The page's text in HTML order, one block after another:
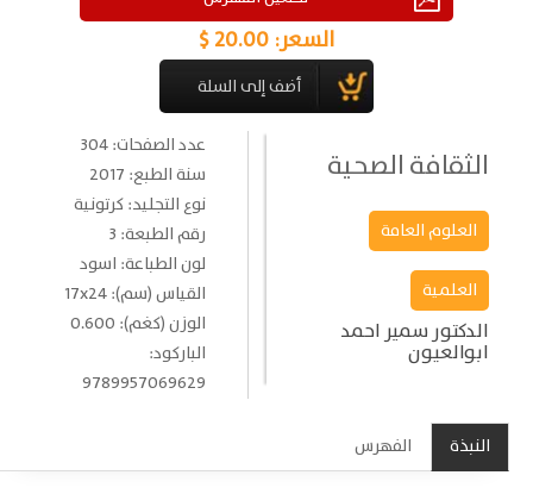
السعر: 20.00 $
الثقافة الصحية
العلوم العامة
العلمية
الدكتور سمير احمد
ابوالعيون
عدد الصفحات: 304
سنة الطبع: 2017
نوع التجليد: كرتونية
رقم الطبعة: 3
لون الطباعة: اسود
القياس (سم): 17x24
الوزن (كغم): 0.600
الباركود:
9789957069629
النبذة الفهرس